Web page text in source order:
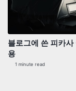
블로그에 쓴 피카
용
1 minute read